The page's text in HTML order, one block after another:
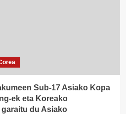
Sub-17 Asiako Kopa
ek eta Koreako
du Asiako